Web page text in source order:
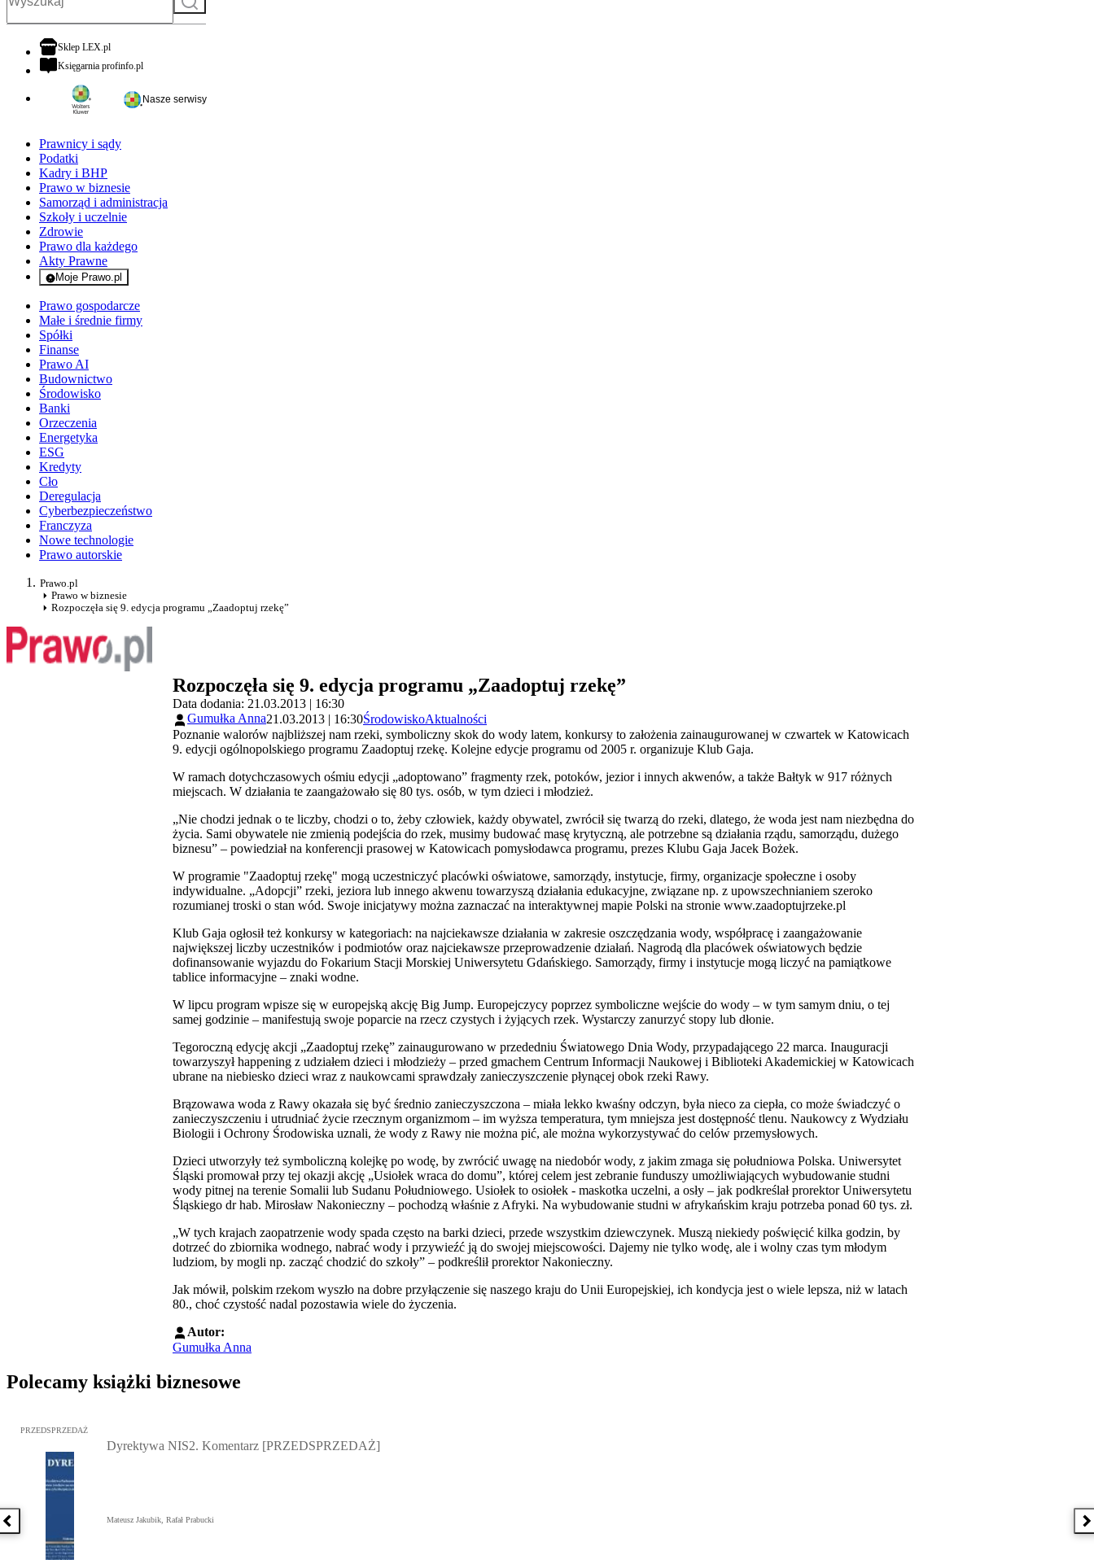
Sklep LEX.plotwiera się w nowej karcie
Księgarnia profinfo.plotwiera się w nowej karcie
Nasze serwisy
Prawnicy i sądy
Podatki
Kadry i BHP
Prawo w biznesie
Samorząd i administracja
Szkoły i uczelnie
Zdrowie
Prawo dla każdego
Akty Prawne
Moje Prawo.pl
- rejestracja i logowanie do serwisu
Prawo gospodarcze
Małe i średnie firmy
Spółki
Finanse
Prawo AI
Budownictwo
Środowisko
Banki
Orzeczenia
Energetyka
ESG
Kredyty
Cło
Deregulacja
Cyberbezpieczeństwo
Franczyza
Nowe technologie
Prawo autorskie
Prawo.pl
Prawo w biznesie
Rozpoczęła się 9. edycja programu „Zaadoptuj rzekę”
Rozpoczęła się 9. edycja programu „Zaadoptuj rzekę”
Data dodania: 21.03.2013 | 16:30
Gumułka Anna21.03.2013 | 16:30ŚrodowiskoAktualności
Poznanie walorów najbliższej nam rzeki, symboliczny skok do wody latem, konkursy to założenia zainaugurowanej w czwartek w Katowicach
9. edycji ogólnopolskiego programu Zaadoptuj rzekę. Kolejne edycje programu od 2005 r. organizuje Klub Gaja.
W ramach dotychczasowych ośmiu edycji „adoptowano” fragmenty rzek, potoków, jezior i innych akwenów, a także Bałtyk w 917 różnych
miejscach. W działania te zaangażowało się 80 tys. osób, w tym dzieci i młodzież.
„Nie chodzi jednak o te liczby, chodzi o to, żeby człowiek, każdy obywatel, zwrócił się twarzą do rzeki, dlatego, że woda jest nam niezbędna do
życia. Sami obywatele nie zmienią podejścia do rzek, musimy budować masę krytyczną, ale potrzebne są działania rządu, samorządu, dużego
biznesu” – powiedział na konferencji prasowej w Katowicach pomysłodawca programu, prezes Klubu Gaja Jacek Bożek.
W programie "Zaadoptuj rzekę" mogą uczestniczyć placówki oświatowe, samorządy, instytucje, firmy, organizacje społeczne i osoby
indywidualne. „Adopcji” rzeki, jeziora lub innego akwenu towarzyszą działania edukacyjne, związane np. z upowszechnianiem szeroko
rozumianej troski o stan wód. Swoje inicjatywy można zaznaczać na interaktywnej mapie Polski na stronie www.zaadoptujrzeke.pl
Klub Gaja ogłosił też konkursy w kategoriach: na najciekawsze działania w zakresie oszczędzania wody, współpracę i zaangażowanie
największej liczby uczestników i podmiotów oraz najciekawsze przeprowadzenie działań. Nagrodą dla placówek oświatowych będzie
dofinansowanie wyjazdu do Fokarium Stacji Morskiej Uniwersytetu Gdańskiego. Samorządy, firmy i instytucje mogą liczyć na pamiątkowe
tablice informacyjne – znaki wodne.
W lipcu program wpisze się w europejską akcję Big Jump. Europejczycy poprzez symboliczne wejście do wody – w tym samym dniu, o tej
samej godzinie – manifestują swoje poparcie na rzecz czystych i żyjących rzek. Wystarczy zanurzyć stopy lub dłonie.
Tegoroczną edycję akcji „Zaadoptuj rzekę” zainaugurowano w przededniu Światowego Dnia Wody, przypadającego 22 marca. Inauguracji
towarzyszył happening z udziałem dzieci i młodzieży – przed gmachem Centrum Informacji Naukowej i Biblioteki Akademickiej w Katowicach
ubrane na niebiesko dzieci wraz z naukowcami sprawdzały zanieczyszczenie płynącej obok rzeki Rawy.
Brązowawa woda z Rawy okazała się być średnio zanieczyszczona – miała lekko kwaśny odczyn, była nieco za ciepła, co może świadczyć o
zanieczyszczeniu i utrudniać życie rzecznym organizmom – im wyższa temperatura, tym mniejsza jest dostępność tlenu. Naukowcy z Wydziału
Biologii i Ochrony Środowiska uznali, że wody z Rawy nie można pić, ale można wykorzystywać do celów przemysłowych.
Dzieci utworzyły też symboliczną kolejkę po wodę, by zwrócić uwagę na niedobór wody, z jakim zmaga się południowa Polska. Uniwersytet
Śląski promował przy tej okazji akcję „Usiołek wraca do domu”, której celem jest zebranie funduszy umożliwiających wybudowanie studni
wody pitnej na terenie Somalii lub Sudanu Południowego. Usiołek to osiołek - maskotka uczelni, a osły – jak podkreślał prorektor Uniwersytetu
Śląskiego dr hab. Mirosław Nakonieczny – pochodzą właśnie z Afryki. Na wybudowanie studni w afrykańskim kraju potrzeba ponad 60 tys. zł.
„W tych krajach zaopatrzenie wody spada często na barki dzieci, przede wszystkim dziewczynek. Muszą niekiedy poświęcić kilka godzin, by
dotrzeć do zbiornika wodnego, nabrać wody i przywieźć ją do swojej miejscowości. Dajemy nie tylko wodę, ale i wolny czas tym młodym
ludziom, by mogli np. zacząć chodzić do szkoły” – podkreślił prorektor Nakonieczny.
Jak mówił, polskim rzekom wyszło na dobre przyłączenie się naszego kraju do Unii Europejskiej, ich kondycja jest o wiele lepsza, niż w latach
80., choć czystość nadal pozostawia wiele do życzenia.
Autor:
Gumułka Anna
Polecamy książki biznesowe
Poprzednia książka
Przejdź do: Dyrektywa NIS2. Komentarz [PRZEDSPRZEDAŻ], Mateusz Jakubik, Rafał Prabucki - otwiera się w nowym oknie
PRZEDSPRZEDAŻ
Dyrektywa NIS2. Komentarz [PRZEDSPRZEDAŻ]
Mateusz Jakubik, Rafał Prabucki